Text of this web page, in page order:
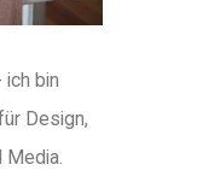
ich bin
Design,
Media.